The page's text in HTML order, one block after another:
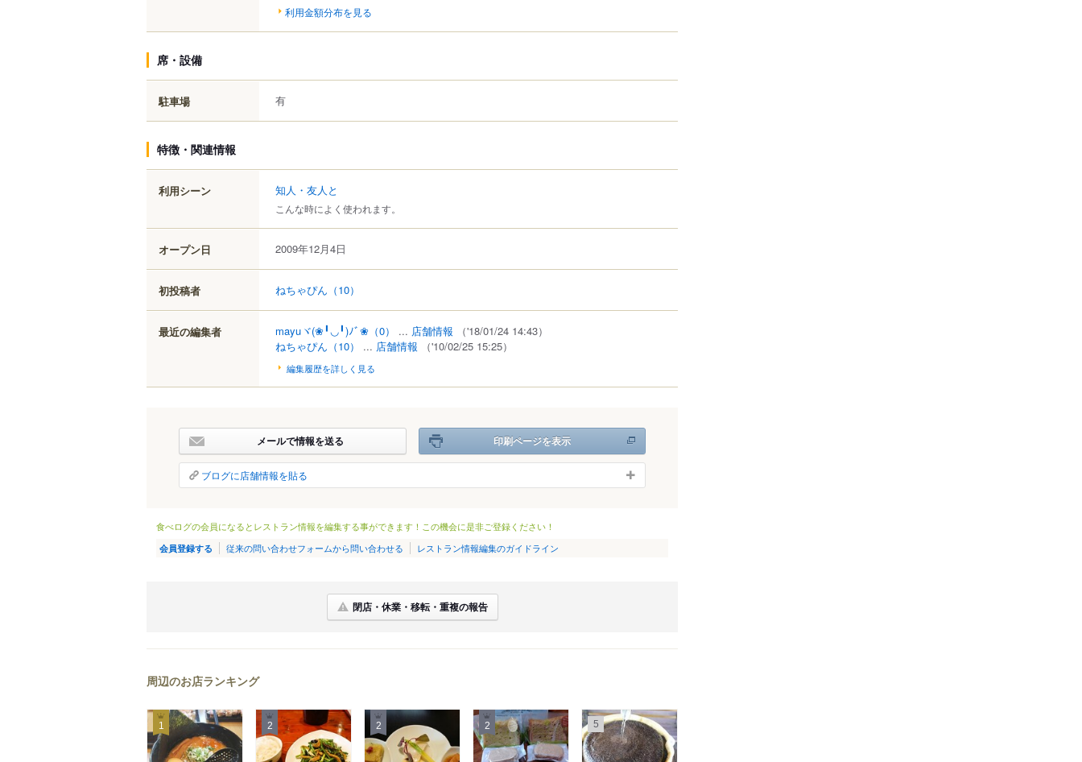
利用金額分布を見る
席・設備
駐車場 有
特徴・関連情報
利用シーン 知人・友人と
こんな時によく使われます。
オープン日 2009年12月4日
初投稿者 ねちゃぴん （10）
最近の編集者 mayuヾ(❀╹◡╹)ﾉﾞ❀ （0） ... 店舗情報
（'18/01/24 14:43）
ねちゃぴん （10） ... 店舗情報 （'10/02/25 15:25）
編集履歴を詳しく見る
メールで情報を送る 印刷ページを表示
ブログに店舗情報を貼る
食べログの会員になるとレストラン情報を編集する事ができます！この機会に是非ご登録ください！
会員登録する 従来の問い合わせフォームから問い合わせる レストラン情報編集のガイドライン
閉店・休業・移転・重複の報告
周辺のお店ランキング
1 2 2 2 5